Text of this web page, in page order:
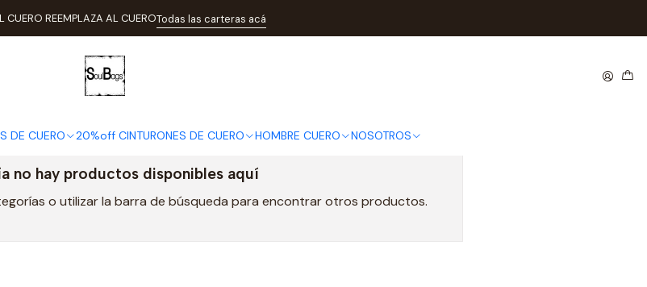
DE CUERO 20%off CINTURONES DE CUERO HOMBRE CUERO NOSOTROS
CUERO REEMPLAZA AL CUEROTodas las carteras acá
Navidad 2018 Especial Navidad 2018 Zapatos
Navidad 2018 Zapatos
no hay productos disponibles aquí
o utilizar la barra de búsqueda para encontrar otros productos.